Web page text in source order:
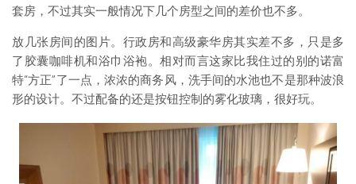
套房，不过其实一般情况下几个房型之间的差价也不多。
放几张房间的图片。行政房和高级豪华房其实差不多，只是多
了胶囊咖啡机和浴巾浴袍。相对而言这家比我住过的别的诺富
特“方正”了一点，浓浓的商务风，洗手间的水池也不是那种波浪
形的设计。不过配备的还是按钮控制的雾化玻璃，很好玩。